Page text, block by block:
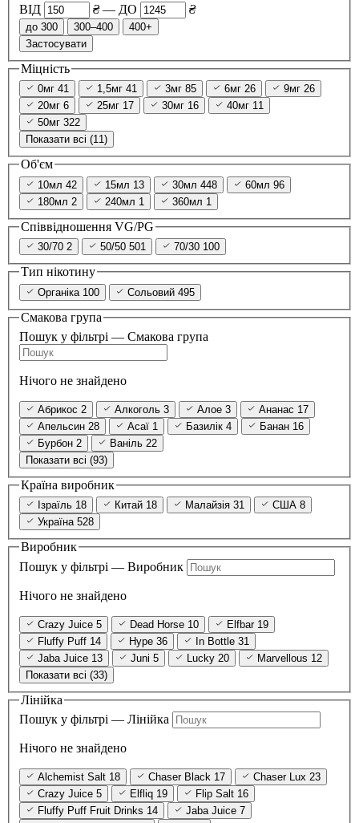
ВІД ₴ — ДО ₴
до 300 300–400
400+
Застосувати
Міцність
0мг 41 1,5мг 41 3мг 85 6мг 26 9мг 26
20мг 6 25мг 17 30мг 16 40мг 11
50мг 322
Показати всі (11)
Об'єм
10мл 42 15мл 13 30мл 448 60мл 96
180мл 2 240мл 1 360мл 1
Співвідношення VG/PG
30/70 2 50/50 501 70/30 100
Тип нікотину
Органіка 100 Сольовий 495
Смакова група
Пошук у фільтрі — Смакова група
Нічого не знайдено
Абрикос 2 Алкоголь 3 Алое 3 Ананас 17
Апельсин 28 Асаї 1 Базилік 4 Банан 16
Бурбон 2 Ваніль 22
Показати всі (93)
Країна виробник
Ізраїль 18 Китай 18 Малайзія 31 США 8
Україна 528
Виробник
Пошук у фільтрі — Виробник
Нічого не знайдено
Crazy Juice 5 Dead Horse 10 Elfbar 19
Fluffy Puff 14 Hype 36 In Bottle 31
Jaba Juice 13 Juni 5 Lucky 20 Marvellous 12
Показати всі (33)
Лінійка
Пошук у фільтрі — Лінійка
Нічого не знайдено
Alchemist Salt 18 Chaser Black 17 Chaser Lux 23
Crazy Juice 5 Elfliq 19 Flip Salt 16
Fluffy Puff Fruit Drinks 14 Jaba Juice 7